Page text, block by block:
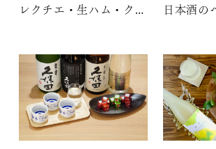
レクチエ・生ハム・クリ
日本酒の